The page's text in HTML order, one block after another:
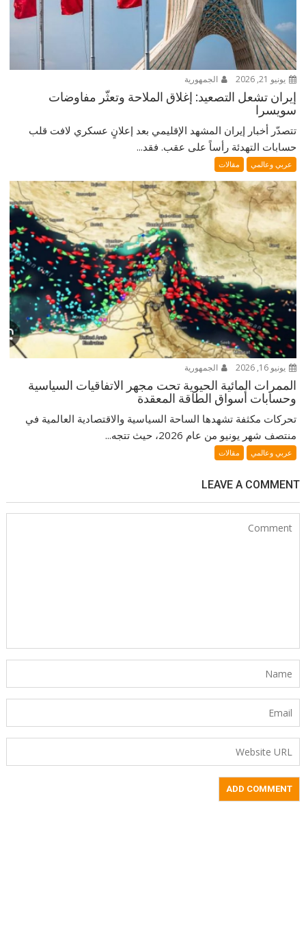
يونيو 21, 2026 الجمهورية
إيران تشعل التصعيد: إغلاق الملاحة وتعثّر مفاوضات
سويسرا
تتصدّر أخبار إيران المشهد الإقليمي بعد إعلانٍ عسكري لافت قلب
حسابات التهدئة رأساً على عقب. فقد...
عربي وعالمي مقالات
يونيو 16, 2026 الجمهورية
الممرات المائية الحيوية تحت مجهر الاتفاقيات السياسية
وحسابات أسواق الطاقة المعقدة
تحركات مكثفة تشهدها الساحة السياسية والاقتصادية العالمية في
منتصف شهر يونيو من عام 2026، حيث تتجه...
عربي وعالمي مقالات
LEAVE A COMMENT